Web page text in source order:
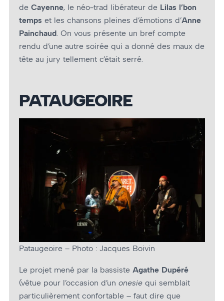
de Cayenne, le néo-trad libérateur de Lilas l’bon
temps et les chansons pleines d’émotions d’Anne
Painchaud. On vous présente un bref compte
rendu d’une autre soirée qui a donné des maux de
tête au jury tellement c’était serré.
PATAUGEOIRE
Pataugeoire – Photo : Jacques Boivin
Le projet mené par la bassiste Agathe Dupéré
(vêtue pour l’occasion d’un onesie qui semblait
particulièrement confortable – faut dire que